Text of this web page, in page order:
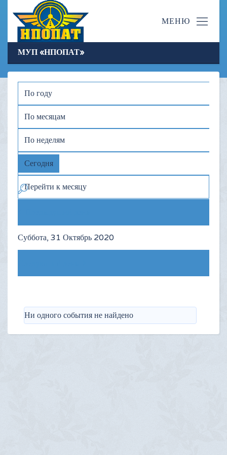
МУП «НПОПАТ»
По году
По месяцам
По неделям
Сегодня
Перейти к месяцу
Суббота, 31 Октябрь 2020
Ни одного события не найдено